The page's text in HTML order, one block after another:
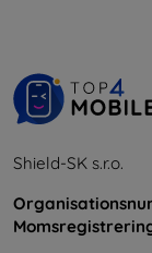
Shield-SK s.r.o.